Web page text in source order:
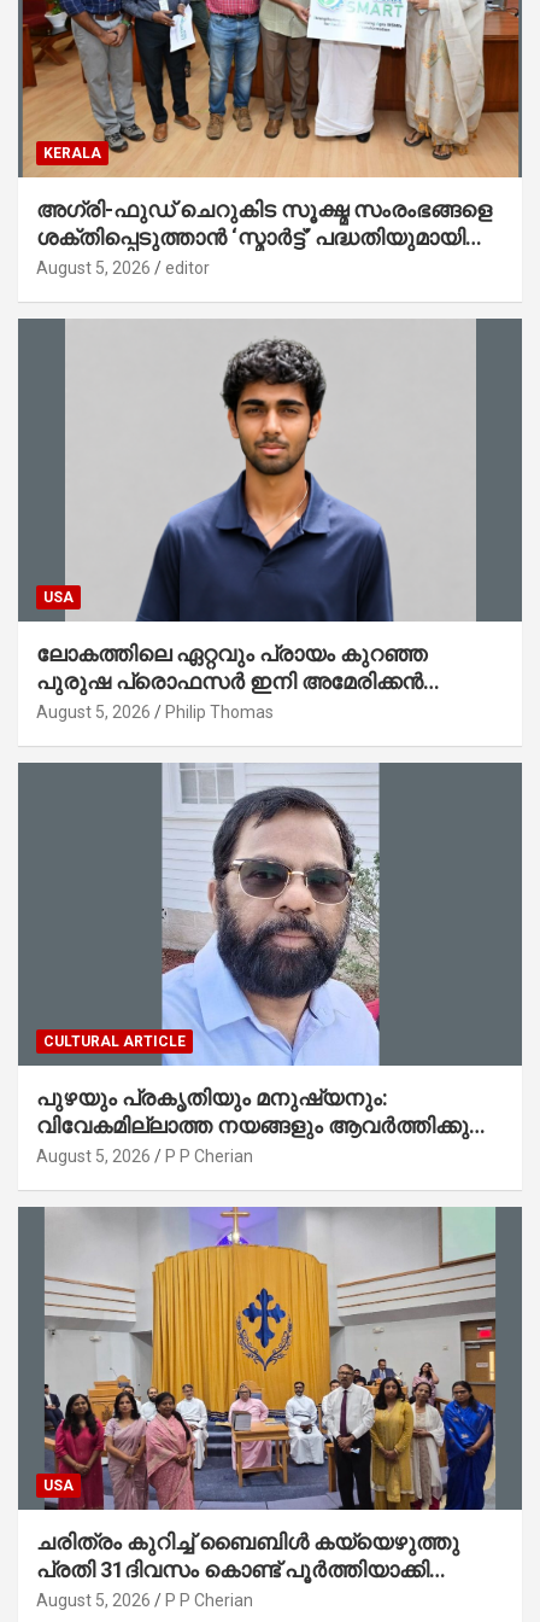
KERALA
അഗ്രി-ഫുഡ് ചെറുകിട സൂക്ഷ്മ സംരംഭങ്ങളെ
ശക്തിപ്പെടുത്താന്‍ ‘സ്മാര്‍ട്ട്’ പദ്ധതിയുമായി
കേര; ലോഗോ മുഖ്യമന്ത്രി പ്രകാശനം
August 5, 2026 editor
USA
ലോകത്തിലെ ഏറ്റവും പ്രായം കുറഞ്ഞ
പുരുഷ പ്രൊഫസർ ഇനി അമേരിക്കൻ
മലയാളി നേഥൻ തോമസ്
August 5, 2026 Philip Thomas
CULTURAL ARTICLE
പുഴയും പ്രകൃതിയും മനുഷ്യനും:
വിവേകമില്ലാത്ത നയങ്ങളും ആവർത്തിക്കുന്ന
ദുരന്തങ്ങളും : റവ. ജെയിംസ് കെ.
August 5, 2026 P P Cherian
USA
ചരിത്രം കുറിച്ച് ബൈബിൾ കയ്യെഴുത്തു
പ്രതി 31ദിവസം കൊണ്ട് പൂർത്തിയാക്കി
മാർത്തോമ്മാ ചർച്ച് ഓഫ് ഡാളസ് ഫാർമേഴ്‌സ്
August 5, 2026 P P Cherian